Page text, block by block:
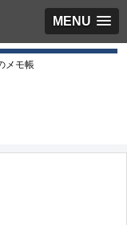
MENU
メモ帳